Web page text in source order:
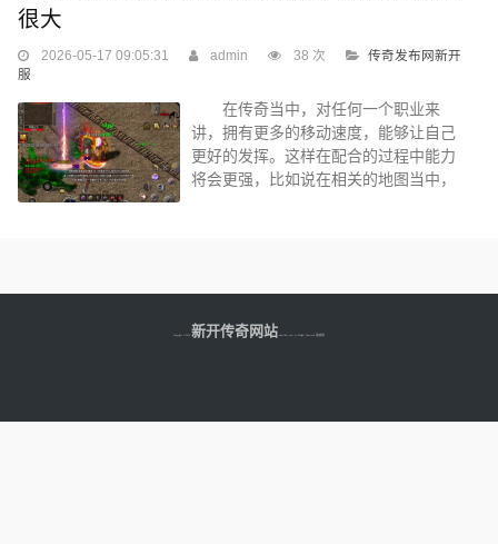
是一套攻防兼备的装备，属性加成有物
防御四百二十点到八百四十点，生命值
三万点，物理攻击力五百八十六点到九
百七十六点。...
很大
2026-05-17 09:05:31 admin 38 次
传奇发布网新开
服
在传奇当中，对任何一个职业来
讲，拥有更多的移动速度，能够让自己
更好的发挥。这样在配合的过程中能力
将会更强，比如说在相关的地图当中，
的5%，对法师的提升帮助非常大。因法
师通常在一个地图当中，如果没有相关
的法律知识，将无法释放更多技能，这
新开传奇网站